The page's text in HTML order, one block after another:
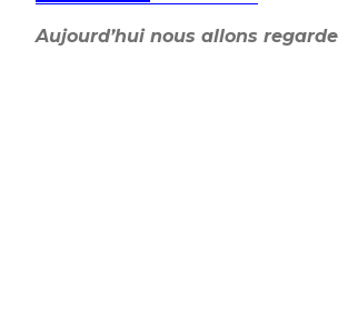
Aujourd’hui nous allons